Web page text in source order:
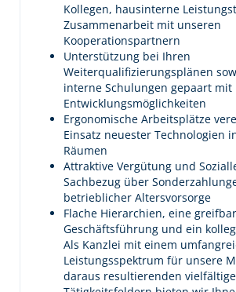
Kollegen, hausinterne
Zusammenarbeit mit unseren
Kooperationspartnern
Unterstützung bei Ihren
Weiterqualifizierungsplänen
interne Schulungen gepaart mit
Entwicklungsmöglichkeiten
Ergonomische Arbeitsplätze
Einsatz neuester Technologien
Räumen
Attraktive Vergütung und
Sachbezug über
betrieblicher Altersvorsorge
Flache Hierarchien, eine
Geschäftsführung und ein
Als Kanzlei mit einem
Leistungsspektrum für unsere
daraus resultierenden